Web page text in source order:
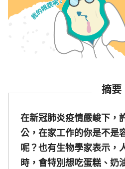
摘
在新冠肺炎疫情嚴峻下，
公，在家工作的你是不是
呢？也有生物學家表示，
時，會特別想吃蛋糕、奶